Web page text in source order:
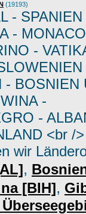
(19193)
-
-
-
- BOSNIEN
-
-
<br /
wir
,
[BIH],